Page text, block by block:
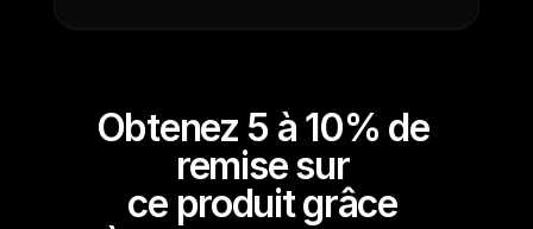
Obtenez 5 à 10% de
remise sur
ce produit grâce